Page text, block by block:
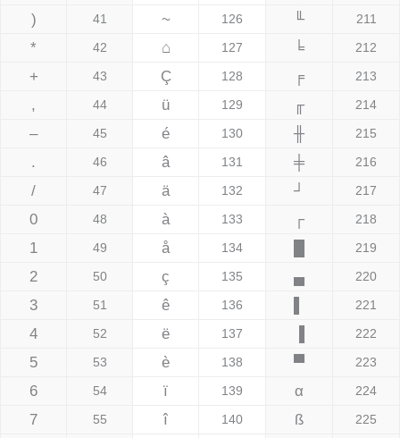
) 41 ~ 126 ╙ 211
* 42 ⌂ 127 ╘ 212
+ 43 Ç 128 ╒ 213
, 44 ü 129 ╓ 214
– 45 é 130 ╫ 215
. 46 â 131 ╪ 216
/ 47 ä 132 ┘ 217
0 48 à 133 ┌ 218
1 49 å 134 219
2 50 ç 135 ▄ 220
3 51 ê 136 221
4 52 ë 137 222
5 53 è 138 ▀ 223
6 54 ï 139 α 224
7 55 î 140 ß 225